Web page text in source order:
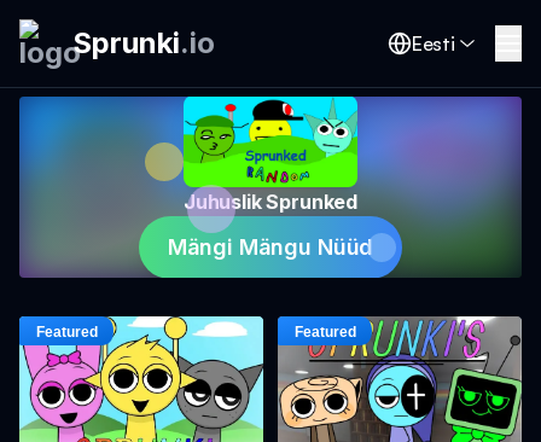
Sprunki.io Eesti
Juhuslik Sprunked
Mängi Mängu Nüüd